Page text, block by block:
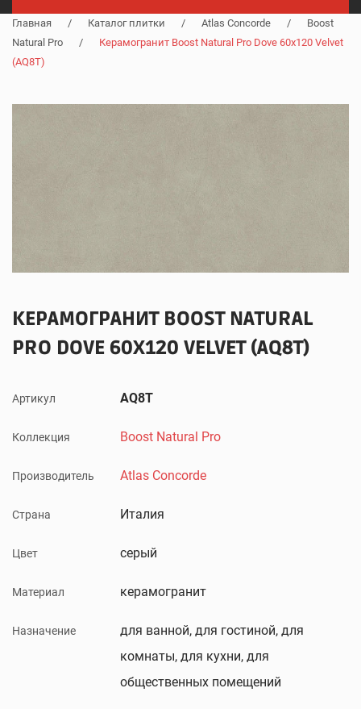
Главная / Каталог плитки / Atlas Concorde /
Boost
Natural Pro
/
Керамогранит Boost Natural Pro Dove 60x120 Velvet
(AQ8T)
КЕРАМОГРАНИТ BOOST NATURAL
PRO DOVE 60X120 VELVET (AQ8T)
Артикул AQ8T
Коллекция Boost Natural Pro
Производитель Atlas Concorde
Страна Италия
Цвет серый
Материал керамогранит
Назначение
для ванной, для гостиной, для
комнаты, для кухни, для
общественных помещений